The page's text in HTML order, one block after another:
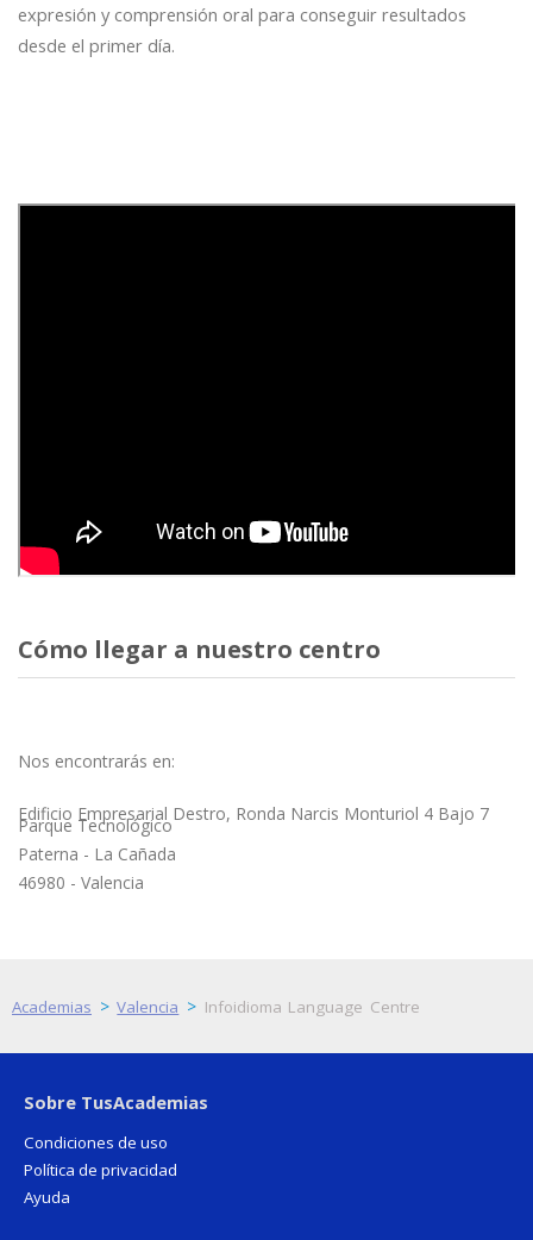
expresión y comprensión oral para conseguir resultados
desde el primer día.
Cómo llegar a nuestro centro
Nos encontrarás en:
Edificio Empresarial Destro, Ronda Narcis Monturiol 4 Bajo 7
Parque Tecnológico
Paterna - La Cañada
46980 - Valencia
Academias >Valencia > Infoidioma Language Centre
Sobre TusAcademias
Condiciones de uso
Política de privacidad
Ayuda